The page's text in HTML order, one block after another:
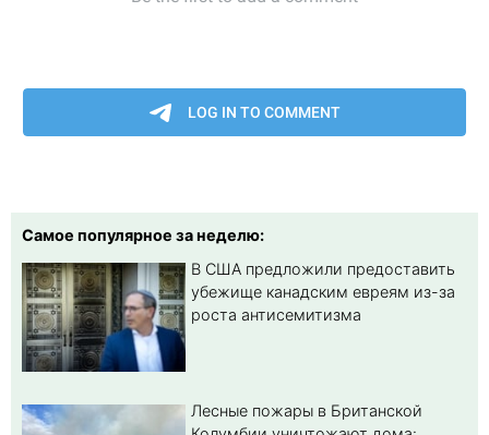
Самое популярное за неделю:
В США предложили предоставить
убежище канадским евреям из-за
роста антисемитизма
Лесные пожары в Британской